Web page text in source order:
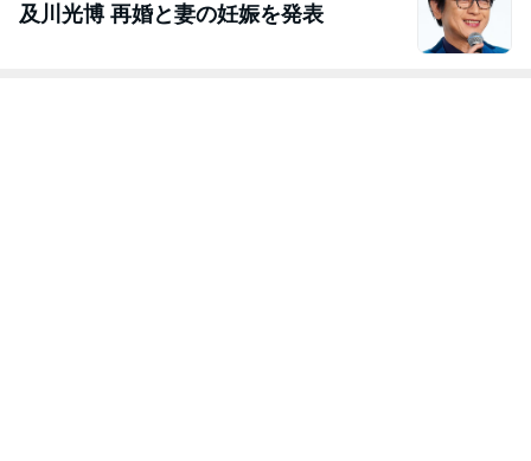
及川光博 再婚と妻の妊娠を発表